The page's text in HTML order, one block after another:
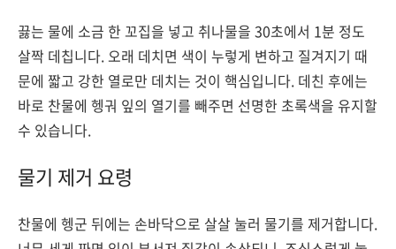
끓는 물에 소금 한 꼬집을 넣고 취나물을 30초에서 1분 정도
살짝 데칩니다. 오래 데치면 색이 누렇게 변하고 질겨지기 때
문에 짧고 강한 열로만 데치는 것이 핵심입니다. 데친 후에는
바로 찬물에 헹궈 잎의 열기를 빼주면 선명한 초록색을 유지할
수 있습니다.
물기 제거 요령
찬물에 헹군 뒤에는 손바닥으로 살살 눌러 물기를 제거합니다.